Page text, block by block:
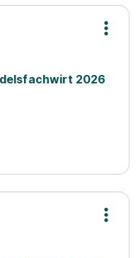
2026